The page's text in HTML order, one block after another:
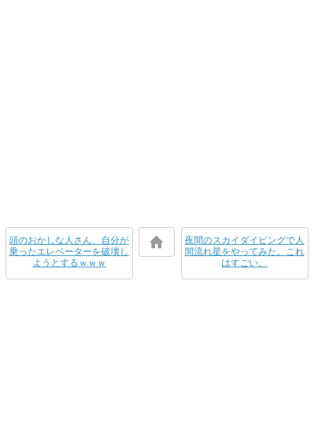
頭のおかしな人さん、自分が
乗ったエレベーターを破壊し
ようとするｗｗｗ
夜間のスカイダイビングで人
間流れ星をやってみた。これ
はすごい。